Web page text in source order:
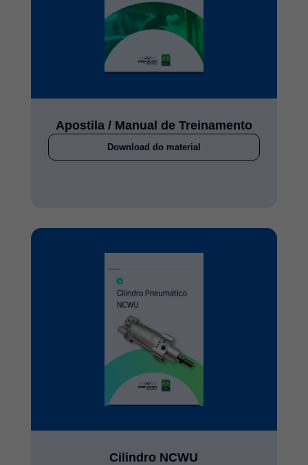
Apostila / Manual de Treinamento
Download do material
Cilindro NCWU